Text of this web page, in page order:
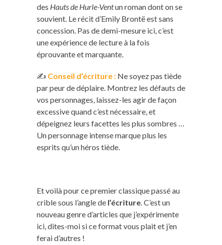
des Hauts de Hurle-Ventun roman dont on se
souvient. Le récit d’Emily Brontë est sans
concession. Pas de demi-mesure ici, c’est
une expérience de lecture à la fois
éprouvante et marquante.
✍️ Conseil d’écriture : Ne soyez pas tiède
par peur de déplaire. Montrez les défauts de
vos personnages, laissez-les agir de façon
excessive quand c’est nécessaire, et
dépeignez leurs facettes les plus sombres …
Un personnage intense marque plus les
esprits qu’un héros tiède.
Et voilà pour ce premier classique passé au
crible sous l’angle de l’écriture . C’est un
nouveau genre d’articles que j’expérimente
ici, dites-moi si ce format vous plait et j’en
ferai d’autres !